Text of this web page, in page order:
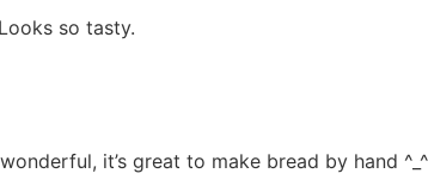
so tasty.
wonderful, it’s great to make bread by hand